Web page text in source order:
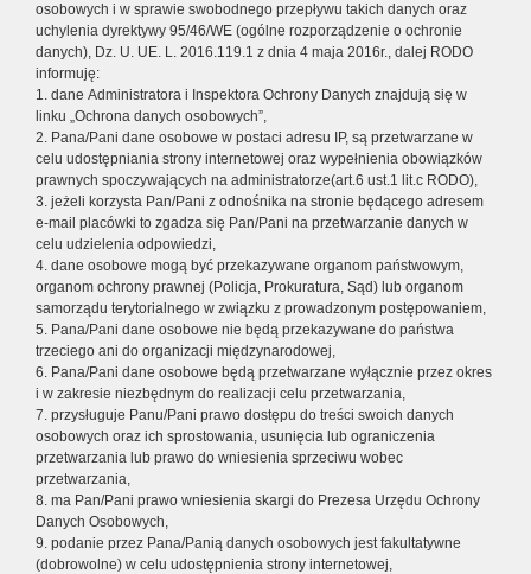
osobowych i w sprawie swobodnego przepływu takich danych oraz
uchylenia dyrektywy 95/46/WE (ogólne rozporządzenie o ochronie
danych), Dz. U. UE. L. 2016.119.1 z dnia 4 maja 2016r., dalej RODO
informuję:
1. dane Administratora i Inspektora Ochrony Danych znajdują się w
linku „Ochrona danych osobowych”,
2. Pana/Pani dane osobowe w postaci adresu IP, są przetwarzane w
celu udostępniania strony internetowej oraz wypełnienia obowiązków
prawnych spoczywających na administratorze(art.6 ust.1 lit.c RODO),
3. jeżeli korzysta Pan/Pani z odnośnika na stronie będącego adresem
e-mail placówki to zgadza się Pan/Pani na przetwarzanie danych w
celu udzielenia odpowiedzi,
4. dane osobowe mogą być przekazywane organom państwowym,
organom ochrony prawnej (Policja, Prokuratura, Sąd) lub organom
samorządu terytorialnego w związku z prowadzonym postępowaniem,
5. Pana/Pani dane osobowe nie będą przekazywane do państwa
trzeciego ani do organizacji międzynarodowej,
6. Pana/Pani dane osobowe będą przetwarzane wyłącznie przez okres
i w zakresie niezbędnym do realizacji celu przetwarzania,
7. przysługuje Panu/Pani prawo dostępu do treści swoich danych
osobowych oraz ich sprostowania, usunięcia lub ograniczenia
przetwarzania lub prawo do wniesienia sprzeciwu wobec
przetwarzania,
8. ma Pan/Pani prawo wniesienia skargi do Prezesa Urzędu Ochrony
Danych Osobowych,
9. podanie przez Pana/Panią danych osobowych jest fakultatywne
(dobrowolne) w celu udostępnienia strony internetowej,